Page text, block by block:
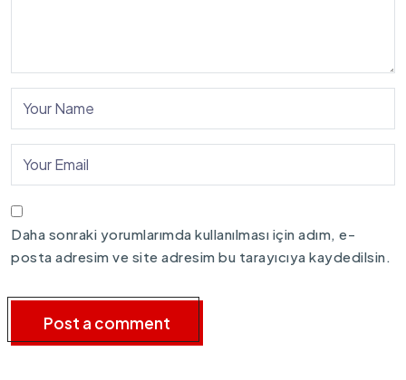
Daha sonraki yorumlarımda kullanılması için adım, e-
posta adresim ve site adresim bu tarayıcıya kaydedilsin.